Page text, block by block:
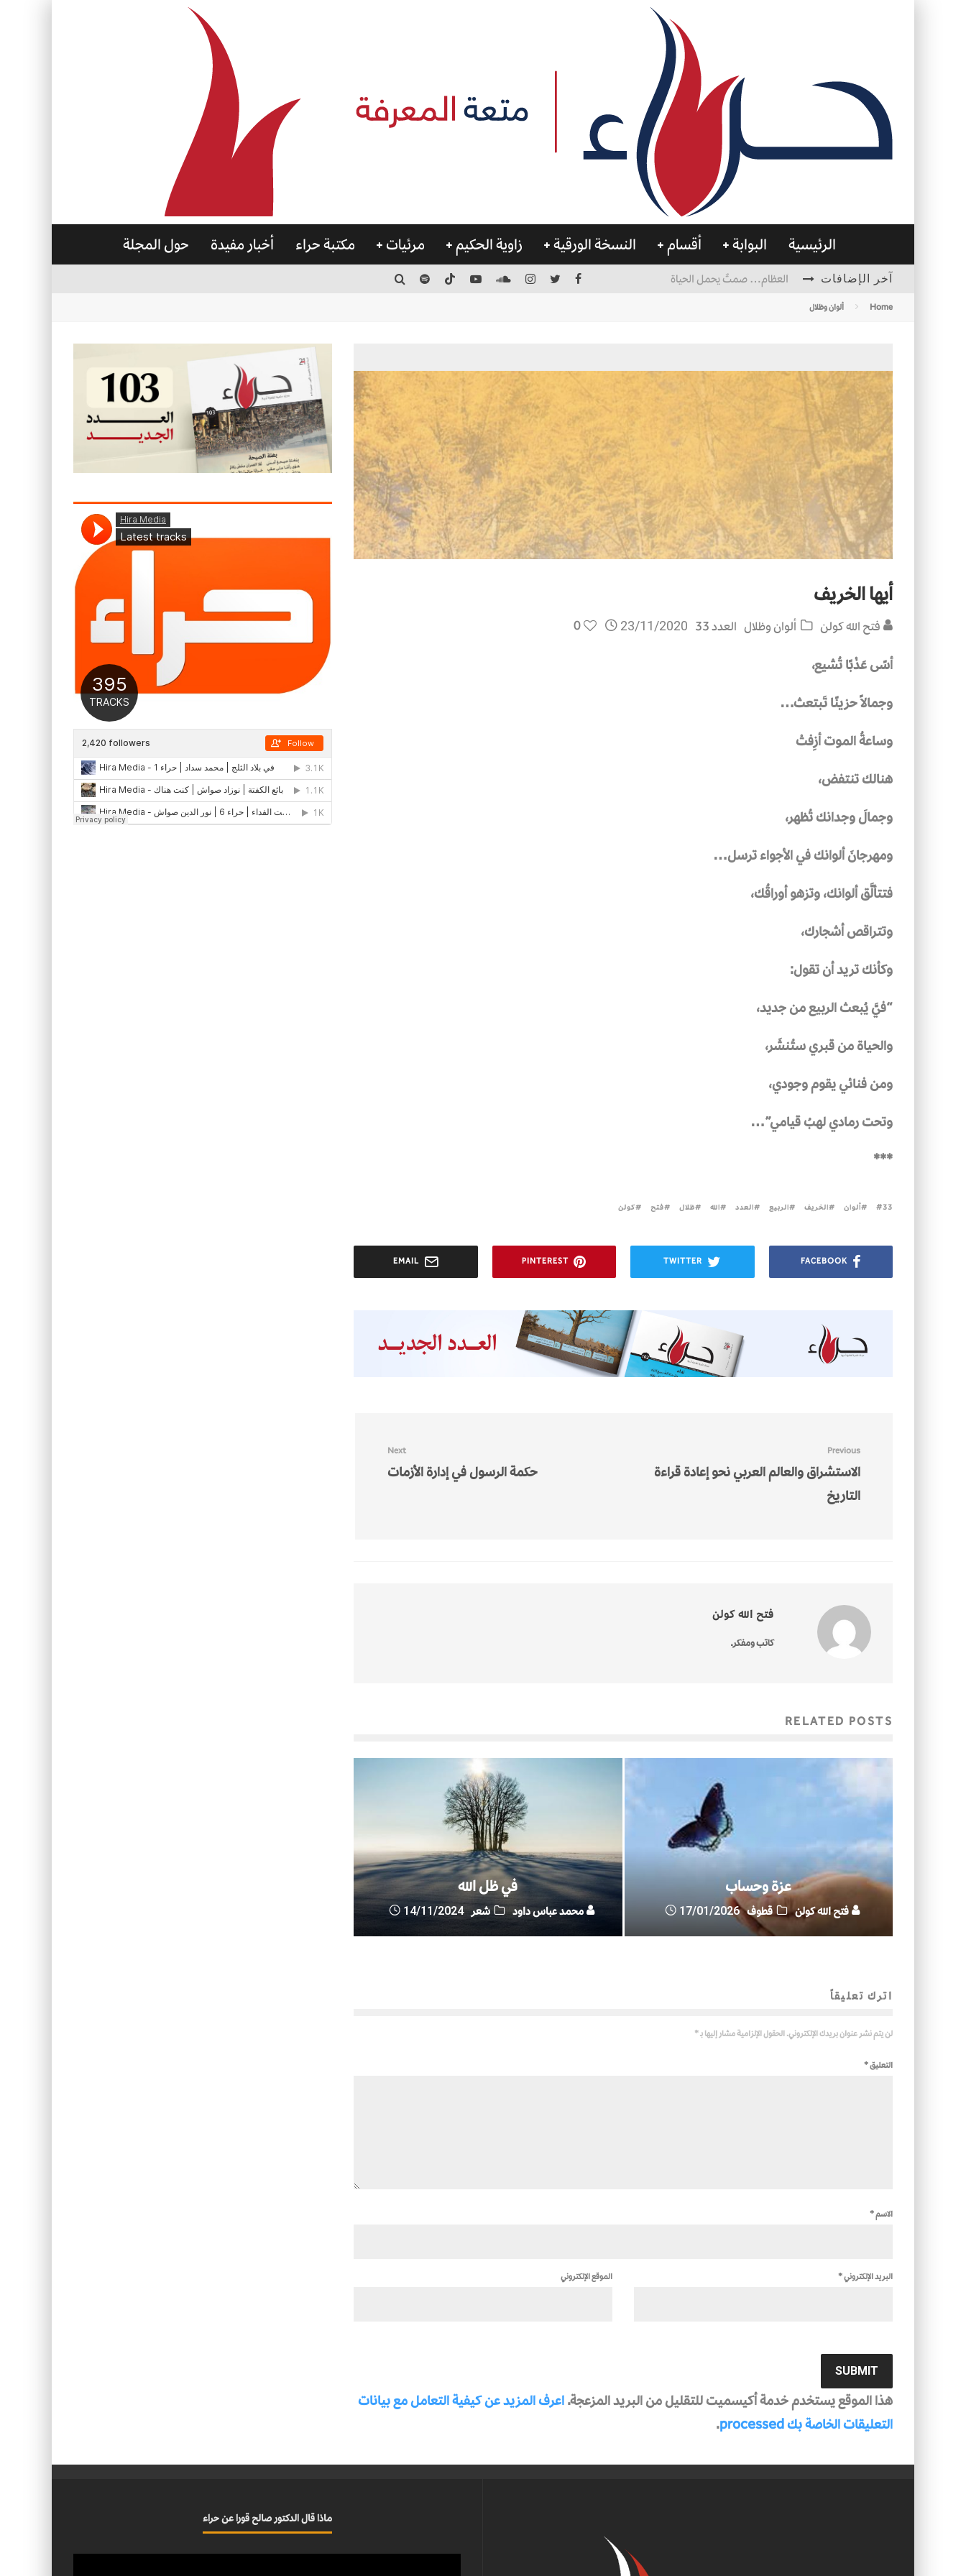
الرئيسية البوابة أقسام النسخة الورقية زاوية الحكيم مرئيات مكتبة حراء أخبار مفيدة حول المجلة
آخر الإضافات العظام… صمتٌ يحمل الحياة
Home ألوان وظلال
أيها الخريف
فتح الله كولن ألوان وظلال العدد 33 23/11/2020
0
أسًى عَذْبًا تُشيع،
وجمالاً حزينًا تَبتعث…
وساعةُ الموت أزِفتْ
هنالك تنتفض،
وجمالَ وجدانك تُظهر،
ومهرجانَ ألوانك في الأجواء ترسل…
فتتألَّق ألوانك، وتزهو أوراقُك،
وتتراقص أشجارك،
وكأنك تريد أن تقول:
“فيَّ يُبعث الربيع من جديد،
والحياة من قبري ستُنشَر،
ومن فنائي يقوم وجودي،
وتحت رمادي لهبُ قيامي”…
***
33 ألوان الخريف الربيع العدد الله ظلال فتح كولن
FACEBOOK
TWITTER
PINTEREST
EMAIL
Previous
الاستشراق والعالم العربي نحو إعادة قراءة
التاريخ
Next
حكمة الرسول في إدارة الأزمات
فتح الله كولن
كاتب ومفكر.
RELATED POSTS
عزة وحساب
فتح الله كولن قطوف 17/01/2026
في ظل الله
محمد عباس داود شعر 14/11/2024
اترك تعليقاً
لن يتم نشر عنوان بريدك الإلكتروني. الحقول الإلزامية مشار إليها بـ*
التعليق*
الاسم*
البريد الإلكتروني* الموقع الإلكتروني
هذا الموقع يستخدم خدمة أكيسميت للتقليل من البريد المزعجة. اعرف المزيد عن كيفية التعامل مع بيانات
التعليقات الخاصة بك processed
.
ماذا قال الدكتور صالح قورا عن حراء